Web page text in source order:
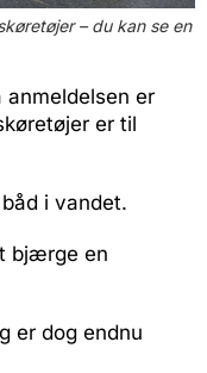
– du kan se en
anmeldelsen er
er til
i vandet.
bjærge en
er dog endnu